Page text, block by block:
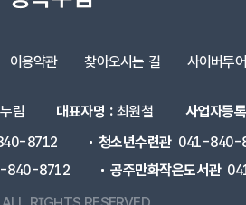
이용약관 찾아오시는 길 사이버투어
림 대표자명 :최원철 사업자등
8712 청소년수련관 041-840-
840-8712 공주만화작은도서관